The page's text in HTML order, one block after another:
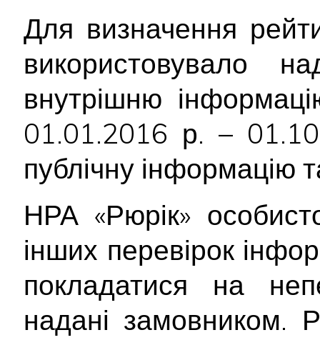
Для визначення
використовувало
внутрішню
01.01.2016 р. –
публічну інформацію
НРА «Рюрік»
інших перевірок
покладатися на
надані замовником.